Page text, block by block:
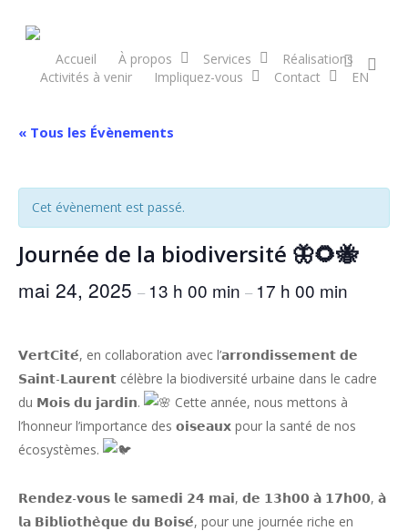
content
Accueil À propos Services
Réalisations
Activités à venir
Impliquez-vous Contact EN
facebook
« Tous les Évènements
Cet évènement est passé.
Journée de la biodiversité 🦋🌻🐝
mai 24, 2025 – 13 h 00 min – 17 h 00 min
𝗩𝗲𝗿𝘁𝗖𝗶𝘁𝗲́, en collaboration avec l’𝗮𝗿𝗿𝗼𝗻𝗱𝗶𝘀𝘀𝗲𝗺𝗲𝗻𝘁 𝗱𝗲
𝗦𝗮𝗶𝗻𝘁-𝗟𝗮𝘂𝗿𝗲𝗻𝘁 célèbre la biodiversité urbaine dans le cadre
du 𝗠𝗼𝗶𝘀 𝗱𝘂 𝗷𝗮𝗿𝗱𝗶𝗻.
Cette année, nous mettons à
l’honneur l’importance des 𝗼𝗶𝘀𝗲𝗮𝘂𝘅 pour la santé de nos
écosystèmes.
𝗥𝗲𝗻𝗱𝗲𝘇-𝘃𝗼𝘂𝘀 𝗹𝗲 𝘀𝗮𝗺𝗲𝗱𝗶 𝟮𝟰 𝗺𝗮𝗶, 𝗱𝗲 𝟭𝟯𝗵𝟬𝟬 𝗮̀ 𝟭𝟳𝗵𝟬𝟬, 𝗮̀
𝗹𝗮 𝗕𝗶𝗯𝗹𝗶𝗼𝘁𝗵𝗲̀𝗾𝘂𝗲 𝗱𝘂 𝗕𝗼𝗶𝘀𝗲́, pour une journée riche en